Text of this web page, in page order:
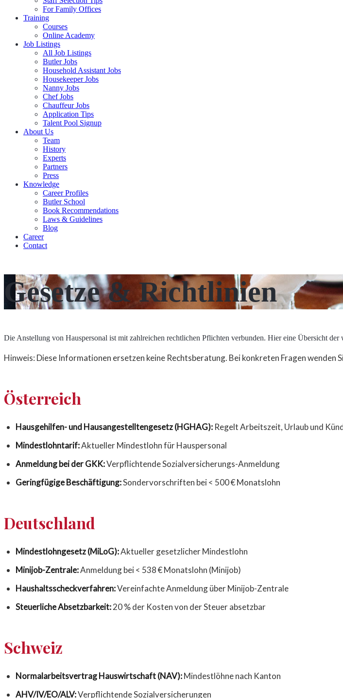
For Family Offices
Training
Courses
Online Academy
Job Listings
All Job Listings
Butler Jobs
Household Assistant Jobs
Housekeeper Jobs
Nanny Jobs
Chef Jobs
Chauffeur Jobs
Application Tips
Talent Pool Signup
About Us
Team
History
Experts
Partners
Press
Knowledge
Career Profiles
Butler School
Book Recommendations
Laws & Guidelines
Blog
Career
Contact
Gesetze & Richtlinien
Die Anstellung von Hauspersonal ist mit zahlreichen rechtlichen Pflichten verbunden. Hier eine Übersicht
Hinweis: Diese Informationen ersetzen keine Rechtsberatung. Bei konkreten Fragen wenden
Österreich
Hausgehilfen- und Hausangestelltengesetz (HGHAG): Regelt Arbeitszeit, Urlaub und
Mindestlohntarif:Aktueller Mindestlohn für Hauspersonal
Anmeldung bei der GKK:Verpflichtende Sozialversicherungs-Anmeldung
Geringfügige Beschäftigung:Sondervorschriften bei < 500 € Monatslohn
Deutschland
Mindestlohngesetz (MiLoG):Aktueller gesetzlicher Mindestlohn
Minijob-Zentrale:Anmeldung bei < 538 € Monatslohn (Minijob)
Haushaltsscheckverfahren:Vereinfachte Anmeldung über Minijob-Zentrale
Steuerliche Absetzbarkeit:20 % der Kosten von der Steuer absetzbar
Schweiz
Normalarbeitsvertrag Hauswirtschaft (NAV):Mindestlöhne nach Kanton
AHV/IV/EO/ALV:Verpflichtende Sozialversicherungen